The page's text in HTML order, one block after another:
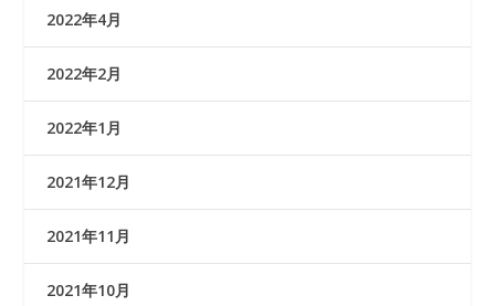
2022年4月
2022年2月
2022年1月
2021年12月
2021年11月
2021年10月